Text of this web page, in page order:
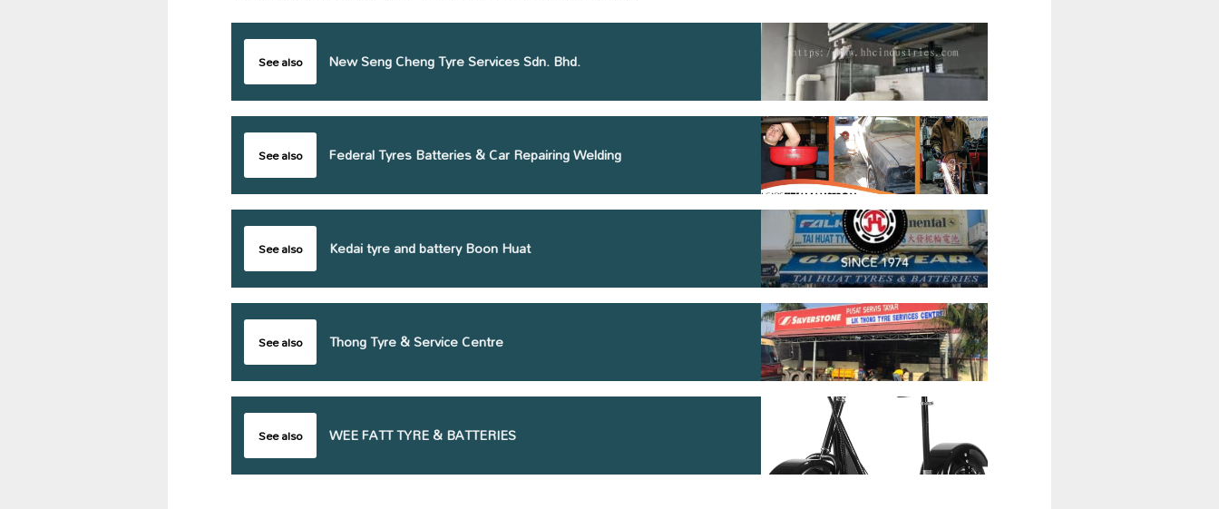
See also New Seng Cheng Tyre Services Sdn. Bhd.
See also Federal Tyres Batteries & Car Repairing Welding
See also Kedai tyre and battery Boon Huat
See also Thong Tyre & Service Centre
See also WEE FATT TYRE & BATTERIES